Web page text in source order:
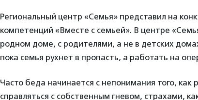
Региональный центр «Семья» представил на
компетенций «Вместе с семьей». В центре
родном доме, с родителями, а не в детских
пока семья рухнет в пропасть, а работать на
Часто беда начинается с непонимания того, как
справляться с собственным гневом, страхами,